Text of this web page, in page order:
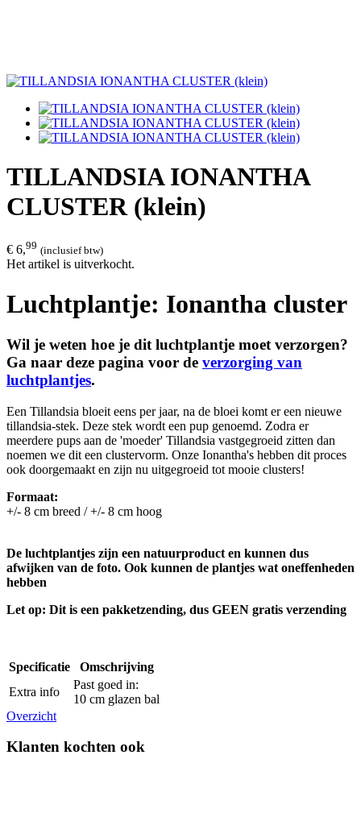
TILLANDSIA IONANTHA
CLUSTER (klein)
€ 6,99 (inclusief btw)
Het artikel is uitverkocht.
Luchtplantje: Ionantha cluster
Wil je weten hoe je dit luchtplantje moet verzorgen?
Ga naar deze pagina voor de verzorging van
luchtplantjes.
Een Tillandsia bloeit eens per jaar, na de bloei komt er een nieuwe
tillandsia-stek. Deze stek wordt een pup genoemd. Zodra er
meerdere pups aan de 'moeder' Tillandsia vastgegroeid zitten dan
noemen we dit een clustervorm. Onze Ionantha's hebben dit proces
ook doorgemaakt en zijn nu uitgegroeid tot mooie clusters!
Formaat:
+/- 8 cm breed / +/- 8 cm hoog
De luchtplantjes zijn een natuurproduct en kunnen dus
afwijken van de foto. Ook kunnen de plantjes wat oneffenheden
hebben
Let op: Dit is een pakketzending, dus GEEN gratis verzending
Specificatie
Omschrijving
Extra info
Past goed in:
10 cm glazen bal
Overzicht
Klanten kochten ook